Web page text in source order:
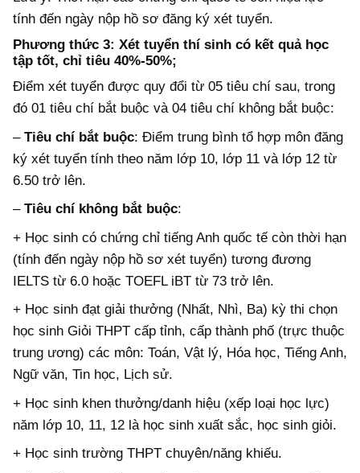
tính đến ngày nộp hồ sơ đăng ký xét tuyển.
Phương thức 3: Xét tuyển thí sinh có kết quả học
tập tốt, chỉ tiêu 40%-50%;
Điểm xét tuyển được quy đổi từ 05 tiêu chí sau, trong
đó 01 tiêu chí bắt buộc và 04 tiêu chí không bắt buộc:
– Tiêu chí bắt buộc: Điểm trung bình tổ hợp môn đăng
ký xét tuyển tính theo năm lớp 10, lớp 11 và lớp 12 từ
6.50 trở lên.
– Tiêu chí không bắt buộc:
+ Học sinh có chứng chỉ tiếng Anh quốc tế còn thời hạn
(tính đến ngày nộp hồ sơ xét tuyển) tương đương
IELTS từ 6.0 hoặc TOEFL iBT từ 73 trở lên.
+ Học sinh đạt giải thưởng (Nhất, Nhì, Ba) kỳ thi chọn
học sinh Giỏi THPT cấp tỉnh, cấp thành phố (trực thuộc
trung ương) các môn: Toán, Vật lý, Hóa học, Tiếng Anh,
Ngữ văn, Tin học, Lịch sử.
+ Học sinh khen thưởng/danh hiệu (xếp loại học lực)
năm lớp 10, 11, 12 là học sinh xuất sắc, học sinh giỏi.
+ Học sinh trường THPT chuyên/năng khiếu.